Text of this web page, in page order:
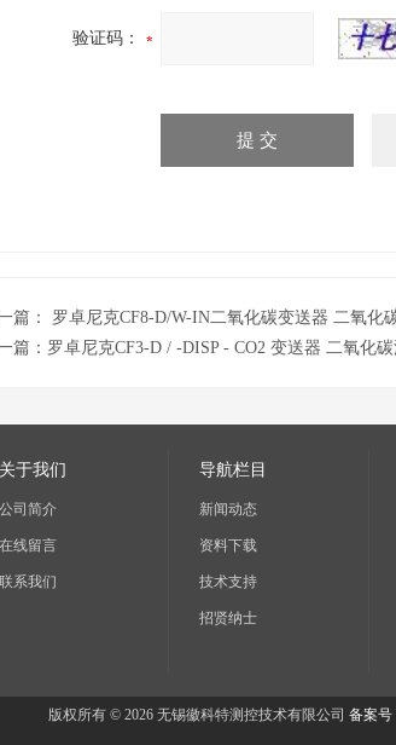
验证码：
篇： 罗卓尼克CF8-D/W-IN二氧化碳变送器 二氧化
篇： 罗卓尼克CF3-D / -DISP - CO2 变送器 二氧化
关于我们
公司简介
在线留言
联系我们
导航栏目
新闻动态
资料下载
技术支持
招贤纳士
版权所有 © 2026 无锡徽科特测控技术有限公司 备案号